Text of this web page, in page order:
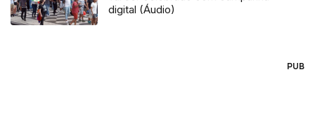
digital (Áudio)
PUB